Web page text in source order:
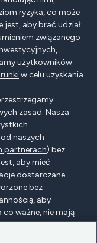
ryzyka, co może
aby brać udział
związanego
użytkowników
w celu uzyskania
zasad. Nasza
naszych
partnerach) bez
aby mieć
dostarczane
bez
aby
ważne, nie mają
z naszymi